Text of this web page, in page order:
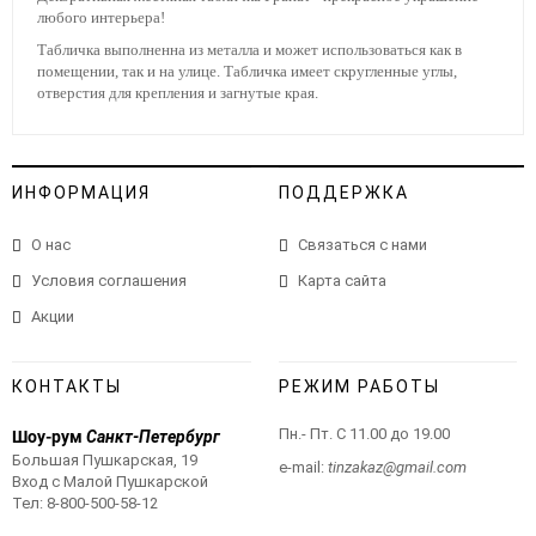
любого интерьера!
Табличка выполненна из металла и может использоваться как в
помещении, так и на улице. Табличка имеет скругленные углы,
отверстия для крепления и загнутые края.
ИНФОРМАЦИЯ
О нас
Условия соглашения
Акции
ПОДДЕРЖКА
Связаться с нами
Карта сайта
КОНТАКТЫ
Шоу-рум Санкт-Петербург
Большая Пушкарская, 19
Вход с Малой Пушкарской
Тел: 8-800-500-58-12
РЕЖИМ РАБОТЫ
Пн.- Пт. С 11.00 до 19.00
e-mail: tinzakaz@gmail.com